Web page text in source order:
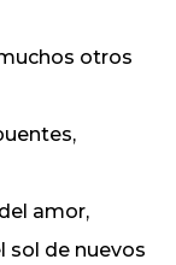
otros
amor,
sol de nuevos